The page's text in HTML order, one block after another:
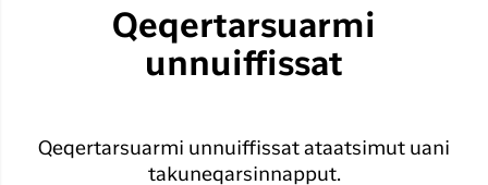
Qeqertarsuarmi
unnuiffissat
Qeqertarsuarmi unnuiffissat ataatsimut uani
takuneqarsinnapput.